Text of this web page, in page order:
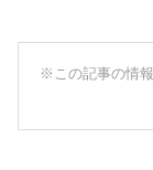
※この記事の情